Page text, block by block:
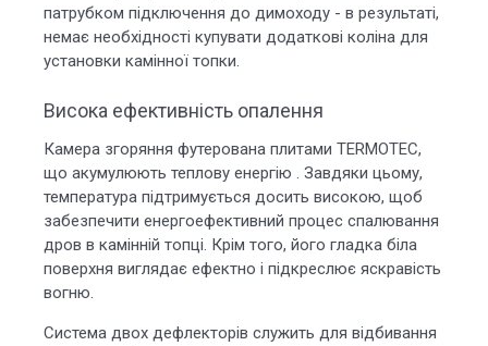
патрубком підключення до димоходу - в результаті,
немає необхідності купувати додаткові коліна для
установки камінної топки.
Висока ефективність опалення
Камера згоряння футерована плитами TERMOTEC,
що акумулюють теплову енергію . Завдяки цьому,
температура підтримується досить високою, щоб
забезпечити енергоефективний процес спалювання
дров в камінній топці. Крім того, його гладка біла
поверхня виглядає ефектно і підкреслює яскравість
вогню.
Система двох дефлекторів служить для відбивання